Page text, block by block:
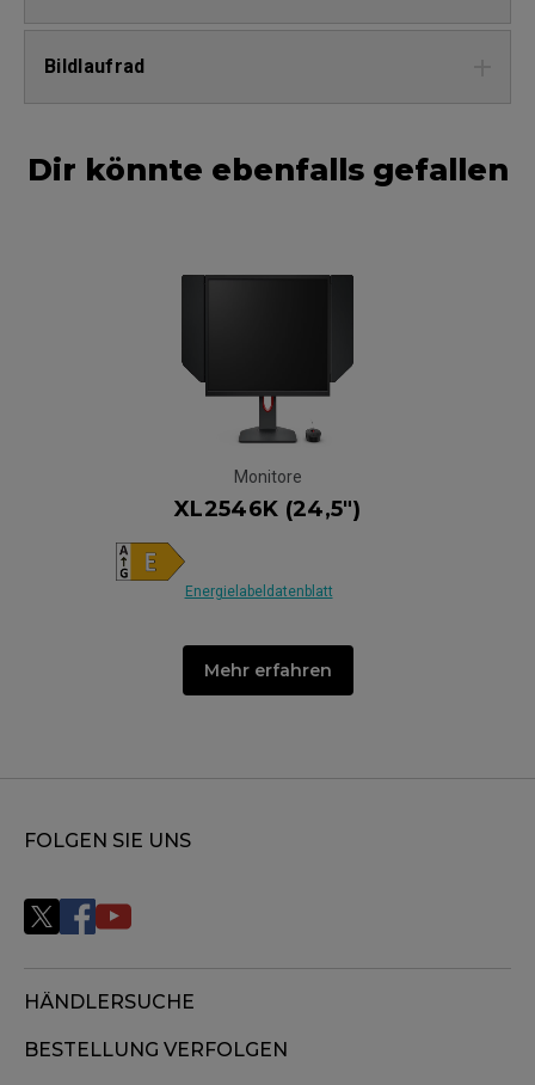
Bildlaufrad
Dir könnte ebenfalls gefallen
Monitore
XL2546K (24,5")
Energielabeldatenblatt
Mehr erfahren
FOLGEN SIE UNS
HÄNDLERSUCHE
BESTELLUNG VERFOLGEN